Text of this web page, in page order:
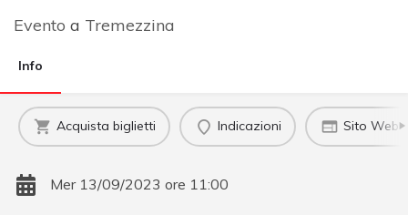
Evento a Tremezzina
Info
Acquista biglietti Indicazioni Sito Web
Mer 13/09/2023 ore 11:00